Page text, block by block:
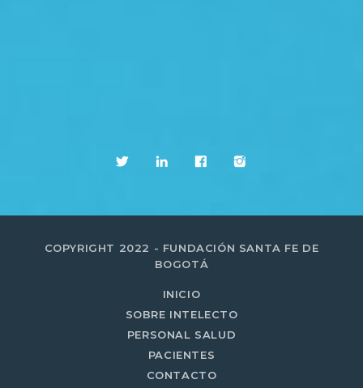
COPYRIGHT 2022 - FUNDACIÓN SANTA FE DE
BOGOTÁ
INICIO
SOBRE INTELECTO
PERSONAL SALUD
PACIENTES
CONTACTO